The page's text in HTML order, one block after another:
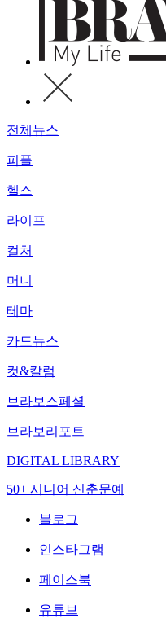
전체뉴스
피플
헬스
라이프
컬처
머니
테마
카드뉴스
컷&칼럼
브라보스페셜
브라보리포트
DIGITAL LIBRARY
50+ 시니어 신춘문예
블로그
인스타그램
페이스북
유튜브